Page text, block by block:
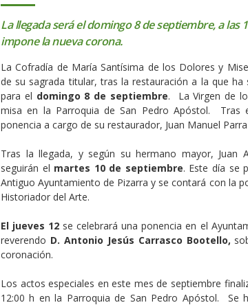
La llegada será el domingo 8 de septiembre, a las
impone la nueva corona.
La Cofradía de María Santísima de los Dolores y
de su sagrada titular, tras la restauración a la que
para el domingo 8 de septiembre. La Virgen de
misa en la Parroquia de San Pedro Apóstol. Tras
ponencia a cargo de su restaurador, Juan Manuel
Tras la llegada, y según su hermano mayor, Juan
seguirán el martes 10 de septiembre. Este día se
Antiguo Ayuntamiento de Pizarra y se contará con la
Historiador del Arte.
El jueves 12 se celebrará una ponencia en el
reverendo D. Antonio Jesús Carrasco Bootello,
coronación.
Los actos especiales en este mes de septiembre
12:00 h en la Parroquia de San Pedro Apóstol. Se